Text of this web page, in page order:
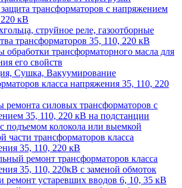
защита трансформаторов с напряжением
кВ
струйное реле, газоотборные
трансформаторов 35, 110, 220 кВ
обработки трансформаторного масла для
его свойств
Сушка, Вакуумирование
класса напряжения 35, 110, 220
ремонта силовых трансформаторов с
35, 110, 220 кВ на подстанции
подъемом колокола или выемкой
части трансформаторов класса
35, 110, 220 кВ
ремонт трансформаторов класса
35, 110, 220кВ с заменой обмоток
ремонт устаревших вводов 6, 10, 35 кВ